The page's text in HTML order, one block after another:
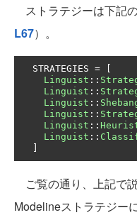
ストラテジーは下記
L67）。
  STRATEGIES
=
Linguist ::
Linguist ::
Linguist ::
Linguist ::
Linguist ::
Linguist ::
ご覧の通り、上記で
Modelineストラテジー